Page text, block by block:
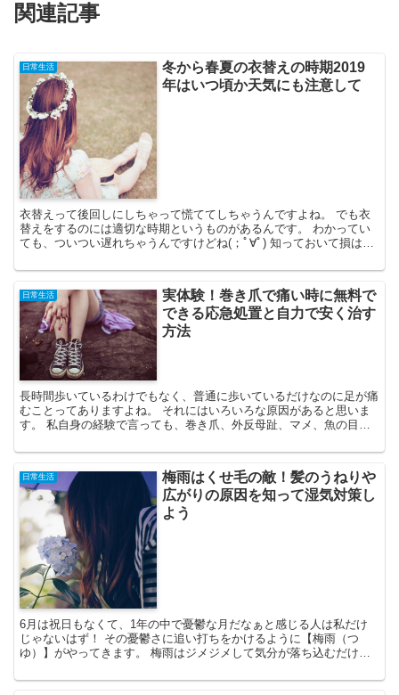
関連記事
日常生活
冬から春夏の衣替えの時期2019
年はいつ頃か天気にも注意して
衣替えって後回しにしちゃって慌ててしちゃうんですよね。 でも衣
替えをするのには適切な時期というものがあるんです。 わかってい
ても、ついつい遅れちゃうんですけどね(；ﾟ∀ﾟ) 知っておいて損はな
日常生活
実体験！巻き爪で痛い時に無料で
できる応急処置と自力で安く治す
方法
長時間歩いているわけでもなく、普通に歩いているだけなのに足が痛
むことってありますよね。 それにはいろいろな原因があると思いま
す。 私自身の経験で言っても、巻き爪、外反母趾、マメ、魚の目、
日常生活
梅雨はくせ毛の敵！髪のうねりや
広がりの原因を知って湿気対策し
よう
6月は祝日もなくて、1年の中で憂鬱な月だなぁと感じる人は私だけ
じゃないはず！ その憂鬱さに追い打ちをかけるように【梅雨（つ
ゆ）】がやってきます。 梅雨はジメジメして気分が落ち込むだけで